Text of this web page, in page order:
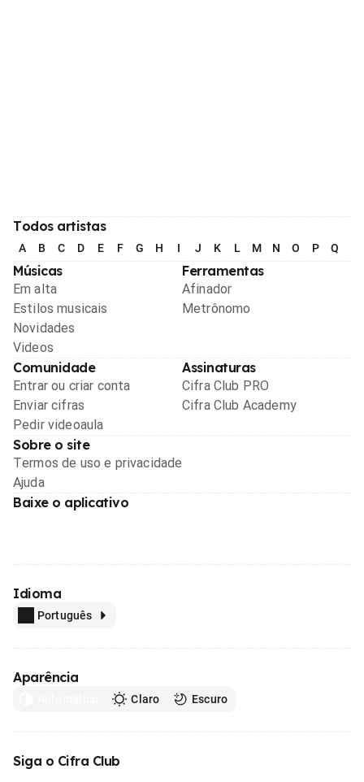
Todos artistas
A B C D E F G H I J K L M N O P Q
Músicas
Em alta
Estilos musicais
Novidades
Videos
Ferramentas
Afinador
Metrônomo
Comunidade
Entrar ou criar conta
Enviar cifras
Pedir videoaula
Assinaturas
Cifra Club PRO
Cifra Club Academy
Sobre o site
Termos de uso e privacidade
Ajuda
Baixe o aplicativo
Idioma
Português
Aparência
Claro Escuro
Siga o Cifra Club